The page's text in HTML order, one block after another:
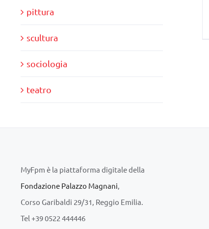
pittura
scultura
sociologia
teatro
MyFpm è la piattaforma digitale della
Fondazione Palazzo Magnani
Corso Garibaldi 29/31, Reggio Emilia.
Tel +39 0522 444446